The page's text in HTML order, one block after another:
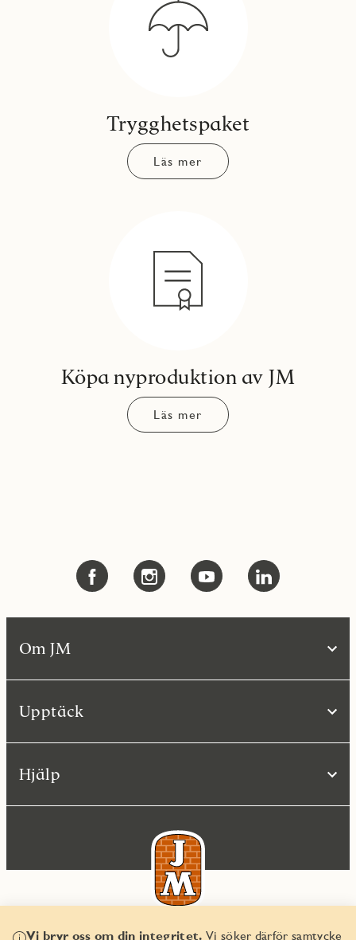
Trygghetspaket
Läs mer
Köpa nyproduktion av JM
Läs mer
Vi bryr oss om din integritet. Vi söker därför samtycke
Om JM
Upptäck
Hjälp